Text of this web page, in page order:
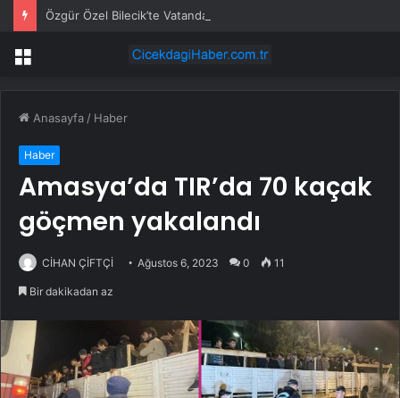
Özgür Özel Bilecik’te Vatandaşlarla Bir Araya Geldi
Menü
Anasayfa / Haber
Haber
Amasya’da TIR’da 70 kaçak
göçmen yakalandı
CİHAN ÇİFTÇİ Ağustos 6, 2023 0 11
Bir dakikadan az